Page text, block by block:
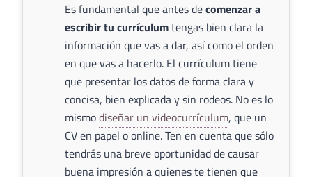
Es fundamental que antes decomenzar a
escribir tu currículumtengas bien clara la
información que vas a dar, así como el orden
en que vas a hacerlo. El currículum tiene
que presentar los datos de forma clara y
concisa, bien explicada y sin rodeos. No es lo
mismodiseñar un videocurrículum, que un
CV en papel o online. Ten en cuenta que sólo
tendrás una breve oportunidad de causar
buena impresión a quienes te tienen que